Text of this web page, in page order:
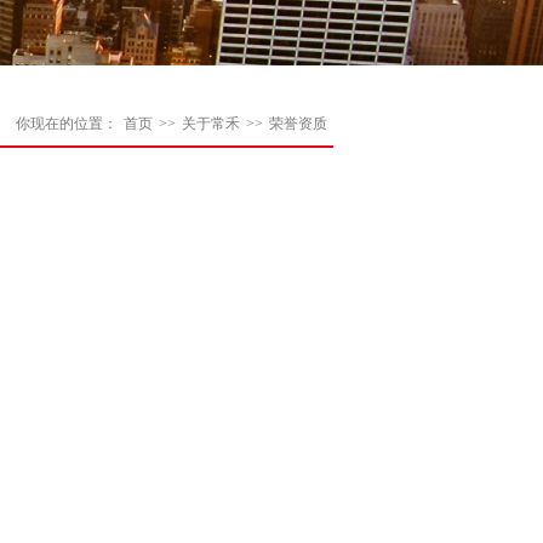
你现在的位置： 首页 >> 关于常禾 >> 荣誉资质